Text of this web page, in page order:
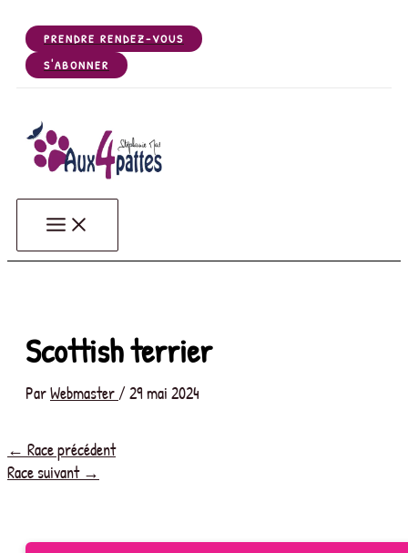
contenu
PRENDRE RENDEZ-VOUS
S'ABONNER
Aux 4 Pattes - Votre salon de toilettage de Chiens, Chats,
Votre salon de toilettage de Gerzat (63360), près de Riom, Clermont Ferrand,
Scottish terrier
ParWebmaster /29 mai 2024
← Race précédent
Race suivant →